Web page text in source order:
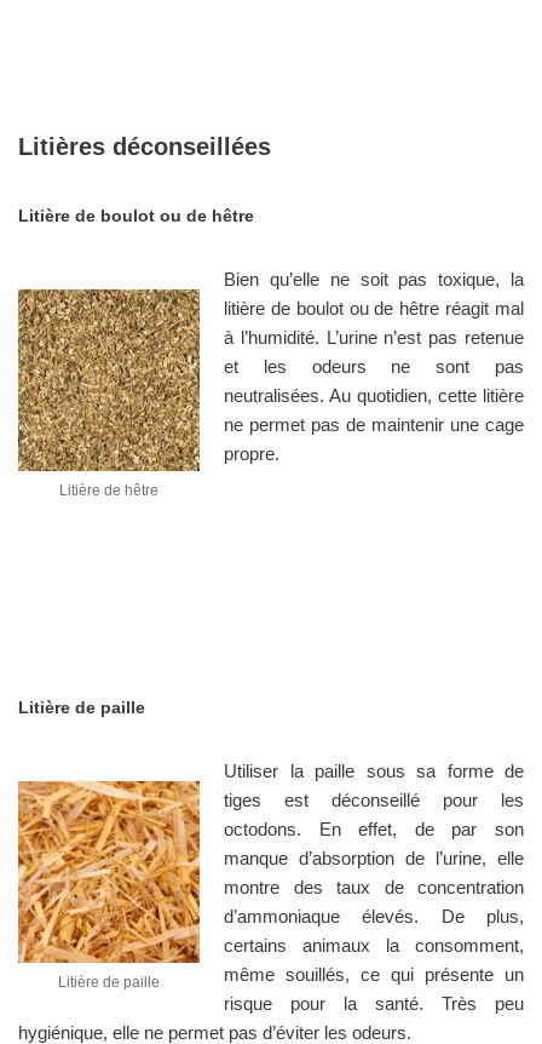
Litières déconseillées
Litière de boulot ou de hêtre
Litière de hêtre
Bien qu’elle ne soit pas toxique, la
litière de boulot ou de hêtre réagit mal
à l’humidité. L’urine n’est pas retenue
et les odeurs ne sont pas
neutralisées. Au quotidien, cette litière
ne permet pas de maintenir une cage
propre.
Litière de paille
Litière de paille
Utiliser la paille sous sa forme de
tiges est déconseillé pour les
octodons. En effet, de par son
manque d’absorption de l’urine, elle
montre des taux de concentration
d’ammoniaque élevés. De plus,
certains animaux la consomment,
même souillés, ce qui présente un
risque pour la santé. Très peu
hygiénique, elle ne permet pas d’éviter les odeurs.